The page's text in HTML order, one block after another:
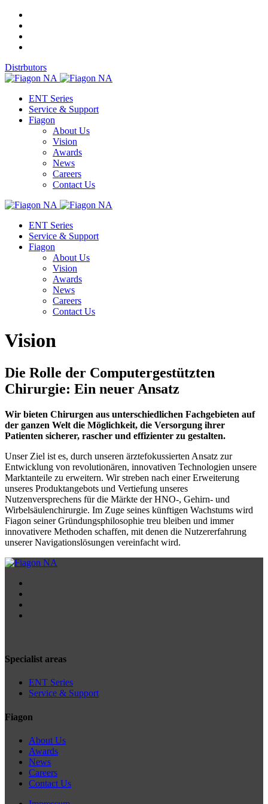
Distrbutors
ENT Series
Service & Support
Fiagon
About Us
Vision
Awards
News
Careers
Contact Us
ENT Series
Service & Support
Fiagon
About Us
Vision
Awards
News
Careers
Contact Us
Vision
Die Rolle der Computergestützten
Chirurgie: Ein neuer Ansatz
Wir bieten Chirurgen aus unterschiedlichen Fachgebieten auf
der ganzen Welt die Möglichkeit, die Versorgung ihrer
Patienten sicherer, rascher und effizienter zu gestalten.
Unser Ziel ist es, durch unseren ärztefokussierten Ansatz zur
Entwicklung von revolutionären, innovativen Technologien unsere
Marktanteile zu erweitern. Wir streben nach einer Erweiterung
unseres Produktangebots und Vertiefung unseres
Nutzenversprechens für die Märkte der HNO-, Gehirn- und
Wirbelsäulenchirurgie. Im Zuge seines künftigen Wachstums wird
Fiagon seiner Gründungsphilosophie treu bleiben und immer
innovativere Methoden schaffen, mit denen die Nutzererfahrung
unserer Navigationslösungen vereinfacht wird.
Specialist areas
ENT Series
Service & Support
Fiagon
About Us
Awards
News
Careers
Contact Us